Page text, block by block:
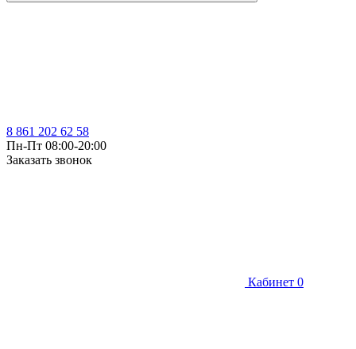
8 861 202 62 58
Пн-Пт 08:00-20:00
Заказать звонок
Кабинет 0